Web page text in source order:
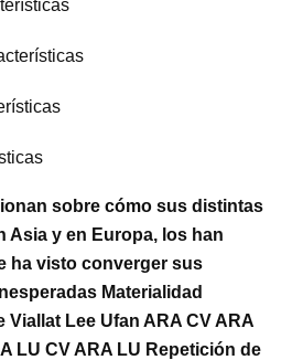
sobre cómo sus distintas
Asia y en Europa, los han
ha visto converger sus
Materialidad
Viallat Lee Ufan ARA CV ARA
LU CV ARA LU Repetición de